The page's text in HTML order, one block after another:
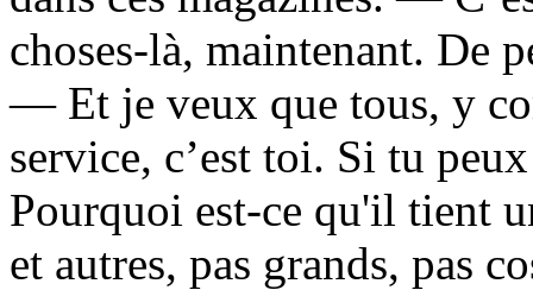
choses-là, maintenant. De
— Et je veux que tous, y
service, c’est toi. Si tu
Pourquoi est-ce qu'il tient
et autres, pas grands, pas